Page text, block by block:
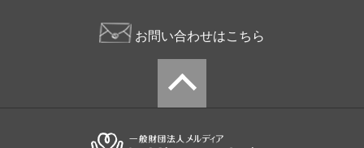
お問い合わせはこちら